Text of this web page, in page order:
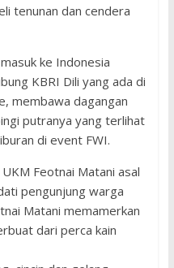
tenunan dan cendera
ke Indonesia
KBRI Dili yang ada di
membawa dagangan
putranya yang terlihat
di event FWI.
Feotnai Matani asal
pengunjung warga
Matani memamerkan
dari perca kain